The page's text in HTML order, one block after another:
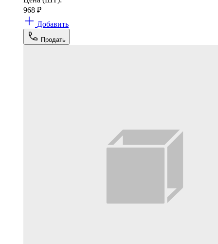
968 ₽
Добавить
Продать